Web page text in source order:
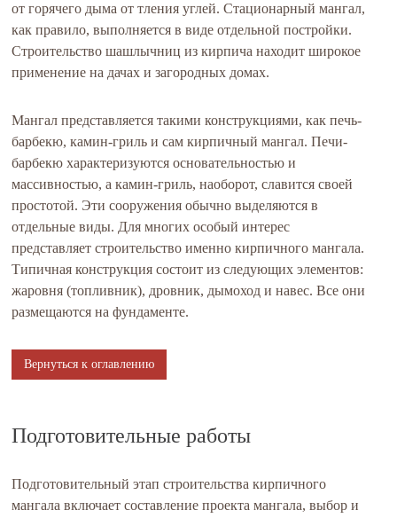
от горячего дыма от тления углей. Стационарный мангал,
как правило, выполняется в виде отдельной постройки.
Строительство шашлычниц из кирпича находит широкое
применение на дачах и загородных домах.
Мангал представляется такими конструкциями, как печь-
барбекю, камин-гриль и сам кирпичный мангал. Печи-
барбекю характеризуются основательностью и
массивностью, а камин-гриль, наоборот, славится своей
простотой. Эти сооружения обычно выделяются в
отдельные виды. Для многих особый интерес
представляет строительство именно кирпичного мангала.
Типичная конструкция состоит из следующих элементов:
жаровня (топливник), дровник, дымоход и навес. Все они
размещаются на фундаменте.
Вернуться к оглавлению
Подготовительные работы
Подготовительный этап строительства кирпичного
мангала включает составление проекта мангала, выбор и